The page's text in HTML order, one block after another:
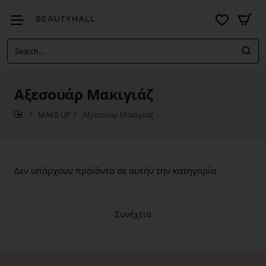
Search...
Αξεσουάρ Μακιγιάζ
MAKE UP Αξεσουάρ Μακιγιάζ
Δεν υπάρχουν προϊόντα σε αυτήν την κατηγορία.
Συνέχεια